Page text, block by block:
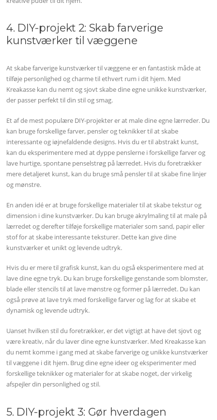
4. DIY-projekt 2: Skab farverige
kunstværker til væggene
At skabe farverige kunstværker til væggene er en fantastisk måde at
tilføje personlighed og charme til ethvert rum i dit hjem. Med
Kreakasse kan du nemt og sjovt skabe dine egne unikke kunstværker,
der passer perfekt til din stil og smag.
Et af de mest populære DIY-projekter er at male dine egne lærreder. Du
kan bruge forskellige farver, pensler og teknikker til at skabe
interessante og iøjnefaldende designs. Hvis du er til abstrakt kunst,
kan du eksperimentere med at dyppe penslerne i forskellige farver og
lave hurtige, spontane penselstrøg på lærredet. Hvis du foretrækker
mere detaljeret kunst, kan du bruge små pensler til at skabe fine linjer
og mønstre.
En anden idé er at bruge forskellige materialer til at skabe tekstur og
dimension i dine kunstværker. Du kan bruge akrylmaling til at male på
lærredet og derefter tilføje forskellige materialer som sand, papir eller
stof for at skabe interessante teksturer. Dette kan give dine
kunstværker et unikt og levende udtryk.
Hvis du er mere til grafisk kunst, kan du også eksperimentere med at
lave dine egne tryk. Du kan bruge forskellige genstande som blomster,
blade eller stencils til at lave mønstre og former på lærredet. Du kan
også prøve at lave tryk med forskellige farver og lag for at skabe et
dynamisk og levende udtryk.
Uanset hvilken stil du foretrækker, er det vigtigt at have det sjovt og
være kreativ, når du laver dine egne kunstværker. Med Kreakasse kan
du nemt komme i gang med at skabe farverige og unikke kunstværker
til væggene i dit hjem. Brug dine egne ideer og eksperimenter med
forskellige teknikker og materialer for at skabe noget, der virkelig
afspejler din personlighed og stil.
5. DIY-projekt 3: Gør hverdagen